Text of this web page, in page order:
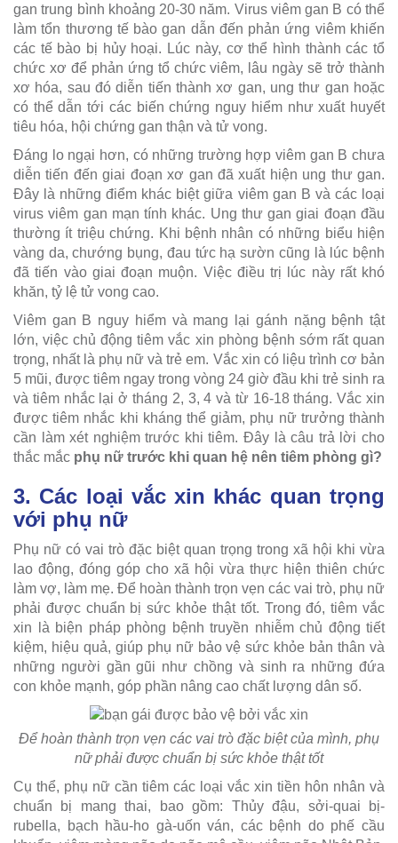
gan trung bình khoảng 20-30 năm. Virus viêm gan B có thể
làm tổn thương tế bào gan dẫn đến phản ứng viêm khiến
các tế bào bị hủy hoại. Lúc này, cơ thể hình thành các tổ
chức xơ để phản ứng tổ chức viêm, lâu ngày sẽ trở thành
xơ hóa, sau đó diễn tiến thành xơ gan, ung thư gan hoặc
có thể dẫn tới các biến chứng nguy hiểm như xuất huyết
tiêu hóa, hội chứng gan thận và tử vong.
Đáng lo ngại hơn, có những trường hợp viêm gan B chưa
diễn tiến đến giai đoạn xơ gan đã xuất hiện ung thư gan.
Đây là những điểm khác biệt giữa viêm gan B và các loại
virus viêm gan mạn tính khác. Ung thư gan giai đoạn đầu
thường ít triệu chứng. Khi bệnh nhân có những biểu hiện
vàng da, chướng bụng, đau tức hạ sườn cũng là lúc bệnh
đã tiến vào giai đoạn muộn. Việc điều trị lúc này rất khó
khăn, tỷ lệ tử vong cao.
Viêm gan B nguy hiểm và mang lại gánh nặng bệnh tật
lớn, việc chủ động tiêm vắc xin phòng bệnh sớm rất quan
trọng, nhất là phụ nữ và trẻ em. Vắc xin có liệu trình cơ bản
5 mũi, được tiêm ngay trong vòng 24 giờ đầu khi trẻ sinh ra
và tiêm nhắc lại ở tháng 2, 3, 4 và từ 16-18 tháng. Vắc xin
được tiêm nhắc khi kháng thể giảm, phụ nữ trưởng thành
cần làm xét nghiệm trước khi tiêm. Đây là câu trả lời cho
thắc mắc phụ nữ trước khi quan hệ nên tiêm phòng gì?
3. Các loại vắc xin khác quan trọng
với phụ nữ
Phụ nữ có vai trò đặc biệt quan trọng trong xã hội khi vừa
lao động, đóng góp cho xã hội vừa thực hiện thiên chức
làm vợ, làm mẹ. Để hoàn thành trọn vẹn các vai trò, phụ nữ
phải được chuẩn bị sức khỏe thật tốt. Trong đó, tiêm vắc
xin là biện pháp phòng bệnh truyền nhiễm chủ động tiết
kiệm, hiệu quả, giúp phụ nữ bảo vệ sức khỏe bản thân và
những người gần gũi như chồng và sinh ra những đứa
con khỏe mạnh, góp phần nâng cao chất lượng dân số.
Để hoàn thành trọn vẹn các vai trò đặc biệt của mình, phụ
nữ phải được chuẩn bị sức khỏe thật tốt
Cụ thể, phụ nữ cần tiêm các loại vắc xin tiền hôn nhân và
chuẩn bị mang thai, bao gồm: Thủy đậu, sởi-quai bị-
rubella, bạch hầu-ho gà-uốn ván, các bệnh do phế cầu